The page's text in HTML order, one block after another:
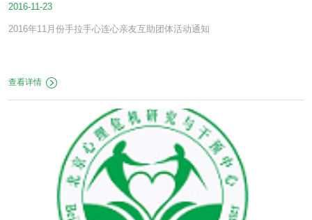
2016-11-23
2016年11月份手拉手心连心亲友互助团体活动通知
查看详情